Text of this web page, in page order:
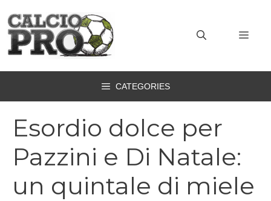
contenuto
CATEGORIES
Esordio dolce per
Pazzini e Di Natale:
un quintale di miele